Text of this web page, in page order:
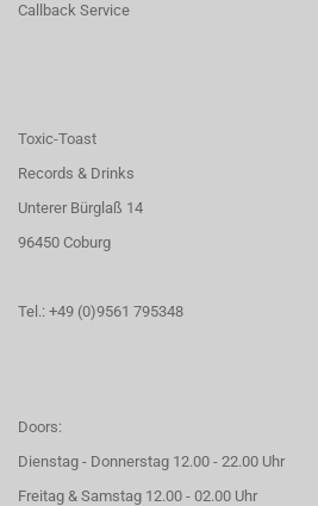
Callback Service
Toxic-Toast
Records & Drinks
Unterer Bürglaß 14
96450 Coburg
Tel.: +49 (0)9561 795348
Doors:
Dienstag - Donnerstag 12.00 - 22.00 Uhr
Freitag & Samstag 12.00 - 02.00 Uhr